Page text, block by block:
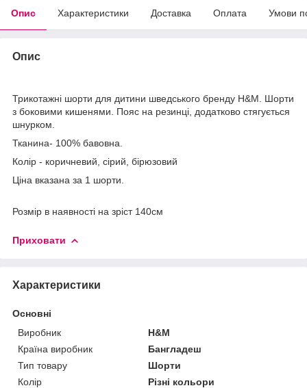
Опис Характеристики Доставка Оплата Умови
Опис
Трикотажні шорти для дитини шведського бренду H&M. Шорти
з боковими кишенями. Пояс на резинці, додатково стягується
шнурком.
Тканина- 100% бавовна.
Колір - коричневий, сірий, бірюзовий
Ціна вказана за 1 шорти.
Розмір в наявності на зріст 140см
Приховати
Характеристики
Основні
Виробник
H&M
Країна виробник
Бангладеш
Тип товару
Шорти
Колір
Різні кольори